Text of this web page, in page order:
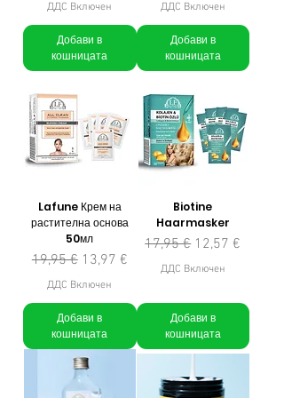
ДДС Включен
Добави в
кошницата
ДДС Включен
Добави в
кошницата
Lafune Крем на
растителна основа
50мл
Редовна цена
19,95 € Продажна цена
13,97 €
ДДС Включен
Добави в
кошницата
Biotine
Haarmasker
Редовна цена
17,95 € Продажна цена
12,57 €
ДДС Включен
Добави в
кошницата